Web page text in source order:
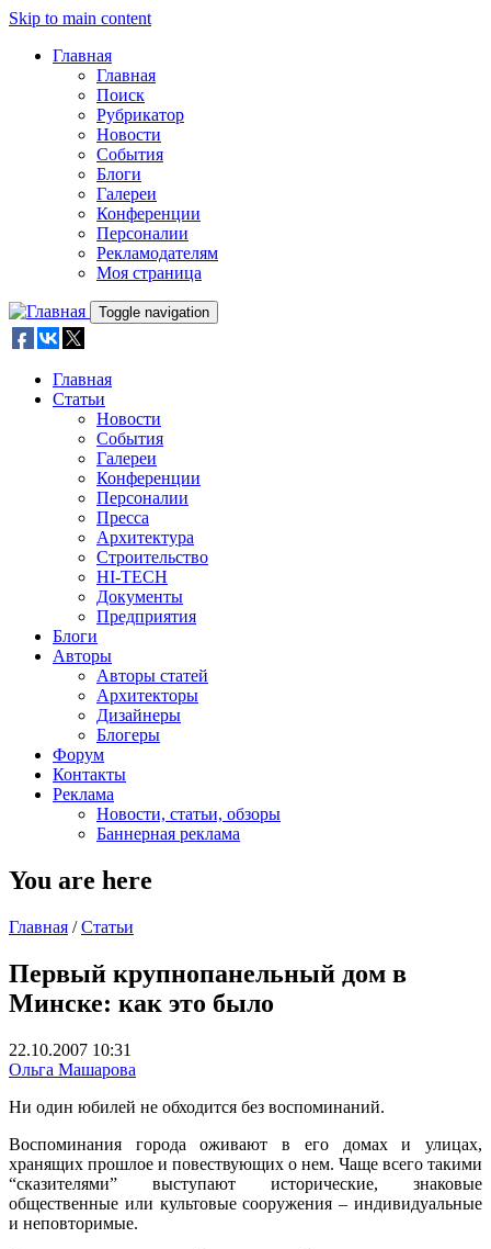
Skip to main content
Главная
Главная
Поиск
Рубрикатор
Новости
События
Блоги
Галереи
Конференции
Персоналии
Рекламодателям
Моя страница
Toggle navigation
Главная
Статьи
Новости
События
Галереи
Конференции
Персоналии
Пресса
Архитектура
Строительство
HI-TECH
Документы
Предприятия
Блоги
Авторы
Авторы статей
Архитекторы
Дизайнеры
Блогеры
Форум
Контакты
Реклама
Новости, статьи, обзоры
Баннерная реклама
You are here
Главная / Статьи
Первый крупнопанельный дом в
Минске: как это было
22.10.2007 10:31
Ольга Машарова
Ни один юбилей не обходится без воспоминаний.
Воспоминания города оживают в его домах и улицах,
хранящих прошлое и повествующих о нем. Чаще всего такими
“сказителями” выступают исторические, знаковые
общественные или культовые сооружения – индивидуальные
и неповторимые.